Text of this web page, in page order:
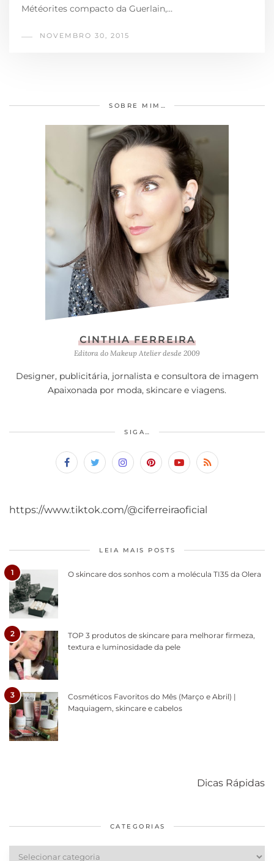
Météorites compacto da Guerlain,…
NOVEMBRO 30, 2015
SOBRE MIM…
CINTHIA FERREIRA
Editora do Makeup Atelier desde 2009
Designer, publicitária, jornalista e consultora de imagem
Apaixonada por moda, skincare e viagens.
SIGA…
https://www.tiktok.com/@ciferreiraoficial
LEIA MAIS POSTS
1 O skincare dos sonhos com a molécula TI35 da Olera
2
TOP 3 produtos de skincare para melhorar firmeza,
textura e luminosidade da pele
3
Cosméticos Favoritos do Mês (Março e Abril) |
Maquiagem, skincare e cabelos
Dicas Rápidas
diários
cabelos
CATEGORIAS